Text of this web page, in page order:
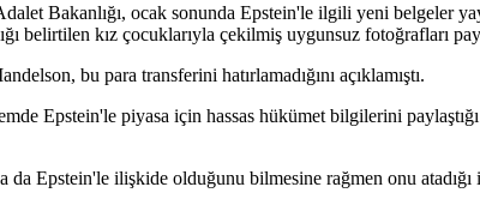
Bakanlığı, ocak sonunda Epstein'le ilgili yeni belgeler
belirtilen kız çocuklarıyla çekilmiş uygunsuz fotoğrafları
bu para transferini hatırlamadığını açıklamıştı.
Epstein'le piyasa için hassas hükümet bilgilerini paylaştığı
da Epstein'le ilişkide olduğunu bilmesine rağmen onu